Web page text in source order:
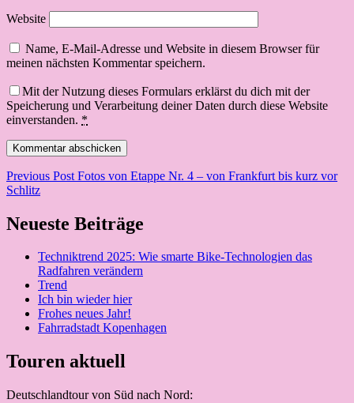
Website
Name, E-Mail-Adresse und Website in diesem Browser für
meinen nächsten Kommentar speichern.
Mit der Nutzung dieses Formulars erklärst du dich mit der
Speicherung und Verarbeitung deiner Daten durch diese Website
einverstanden. *
Beitragsnavigation
Previous Post Fotos von Etappe Nr. 4 – von Frankfurt bis kurz vor
Schlitz
Neueste Beiträge
Techniktrend 2025: Wie smarte Bike-Technologien das
Radfahren verändern
Trend
Ich bin wieder hier
Frohes neues Jahr!
Fahrradstadt Kopenhagen
Touren aktuell
Deutschlandtour von Süd nach Nord: